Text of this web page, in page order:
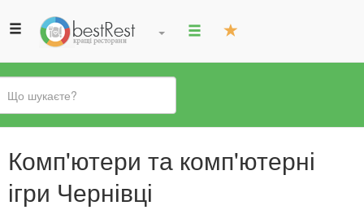
Ви
є
тут
Комп'ютери та комп'ютерні
ігри Чернівці